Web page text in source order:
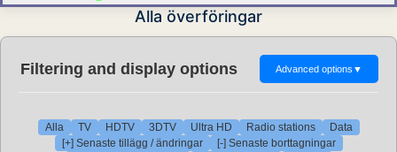
Alla överföringar
Filtering and display options Advanced options ▼
Alla TV HDTV 3DTV Ultra HD Radio stations
Data
[+] Senaste tillägg / ändringar
[-] Senaste borttagningar